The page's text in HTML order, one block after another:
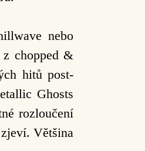
nebo
z chopped &
hitů post-
Ghosts
rozloučení
Většina